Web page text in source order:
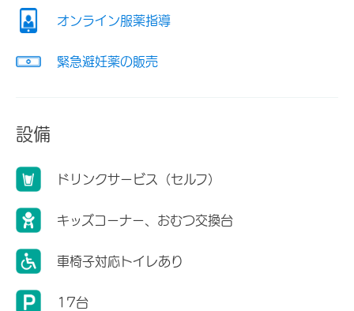
オンライン服薬指導
緊急避妊薬の販売
設備
ドリンクサービス（セルフ）
キッズコーナー、おむつ交換台
車椅子対応トイレあり
17台